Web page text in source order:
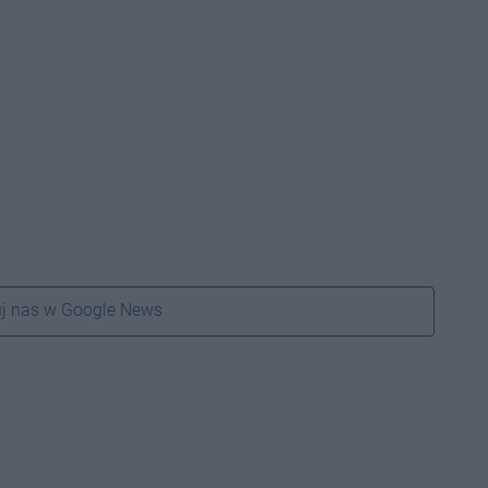
nas w Google News